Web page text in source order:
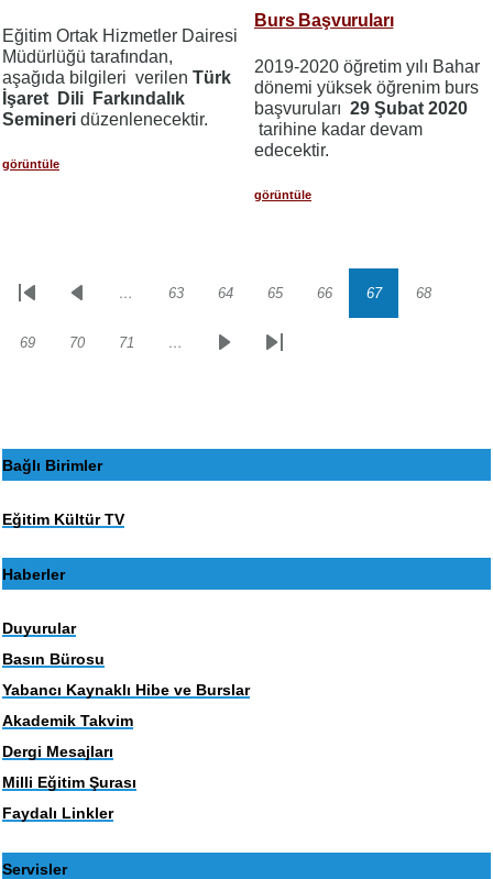
Eğitim Ortak Hizmetler Dairesi
Müdürlüğü tarafından,
aşağıda bilgileri verilen Türk
İşaret Dili Farkındalık
Semineri düzenlenecektir.
görüntüle
Burs Başvuruları
2019-2020 öğretim yılı Bahar
dönemi yüksek öğrenim burs
başvuruları 29 Şubat 2020
tarihine kadar devam
edecektir.
görüntüle
Sayfalama
İlk
Önceki… Sayfa
63 Sayfa
64 Sayfa
65 Sayfa
66 Sayfa
67 Sayfa
68
Sayfa
69 Sayfa
70 Sayfa
71 …
SonrakiSon
Bağlı Birimler
Eğitim Kültür TV
Haberler
Duyurular
Basın Bürosu
Yabancı Kaynaklı Hibe ve Burslar
Akademik Takvim
Dergi Mesajları
Milli Eğitim Şurası
Faydalı Linkler
Servisler